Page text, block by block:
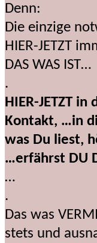
Denn:
Die einzige
HIER-JETZT
DAS WAS IST…
.
HIER-JETZT
Kontakt, …in
was Du liest,
…erfährst DU
…
.
Das was
stets und